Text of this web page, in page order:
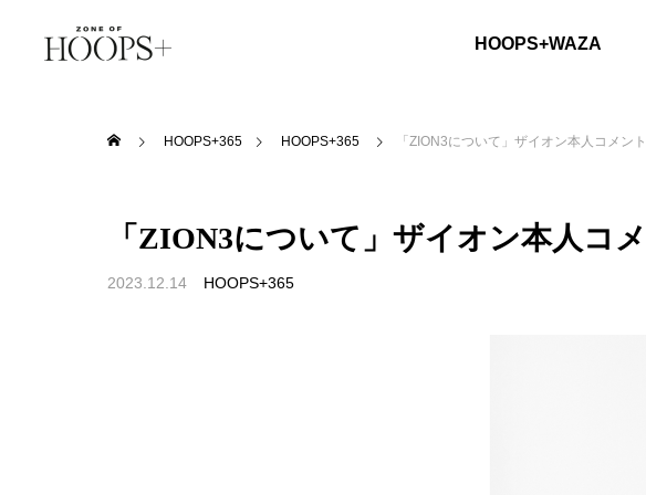
HOOPS+WAZA
HOOPS+365 HOOPS+365 「ZION3について」ザイオン本人コメント
「ZION3について」ザイオン本人コ
2023.12.14 HOOPS+365